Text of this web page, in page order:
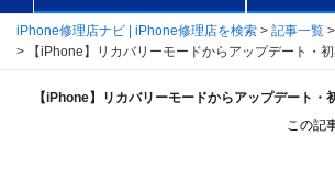
iPhone修理店ナビ | iPhone修理店を検索 > 記事一覧 >
>
【iPhone】リカバリーモードからアップデート・
【iPhone】リカバリーモードからアップデート・
この記